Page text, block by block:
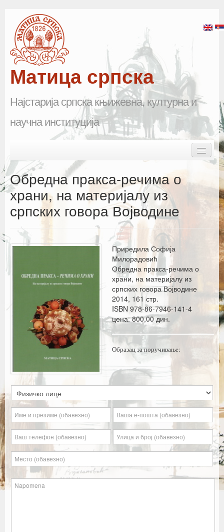
Матица српска
Најстарија српска књижевна, културна и
научна институција
Почетна
Матица српска
Научна одељења
Каталог издања
Летопис Матице српске
Е–издања
Вести
Најаве
Обредна пракса-речима о
храни, на материјалу из
српских говора Војводине
Приредила Софија
Милорадовић
Обредна пракса-речима о
храни, на материјалу из
српских говора Војводине
2014, 161 стр.
ISBN 978-86-7946-141-4
цена: 800,00 дин.
Образац за поручивање: